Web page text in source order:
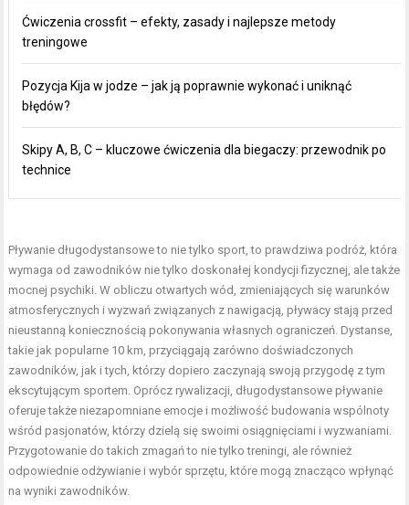
Ćwiczenia crossfit – efekty, zasady i najlepsze metody
treningowe
Pozycja Kija w jodze – jak ją poprawnie wykonać i uniknąć
błędów?
Skipy A, B, C – kluczowe ćwiczenia dla biegaczy: przewodnik po
technice
Pływanie długodystansowe to nie tylko sport, to prawdziwa podróż, która
wymaga od zawodników nie tylko doskonałej kondycji fizycznej, ale także
mocnej psychiki. W obliczu otwartych wód, zmieniających się warunków
atmosferycznych i wyzwań związanych z nawigacją, pływacy stają przed
nieustanną koniecznością pokonywania własnych ograniczeń. Dystanse,
takie jak popularne 10 km, przyciągają zarówno doświadczonych
zawodników, jak i tych, którzy dopiero zaczynają swoją przygodę z tym
ekscytującym sportem. Oprócz rywalizacji, długodystansowe pływanie
oferuje także niezapomniane emocje i możliwość budowania wspólnoty
wśród pasjonatów, którzy dzielą się swoimi osiągnięciami i wyzwaniami.
Przygotowanie do takich zmagań to nie tylko treningi, ale również
odpowiednie odżywianie i wybór sprzętu, które mogą znacząco wpłynąć
na wyniki zawodników.